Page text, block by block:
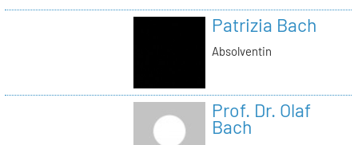
Patrizia Bach
Absolventin
Prof. Dr. Olaf
Bach